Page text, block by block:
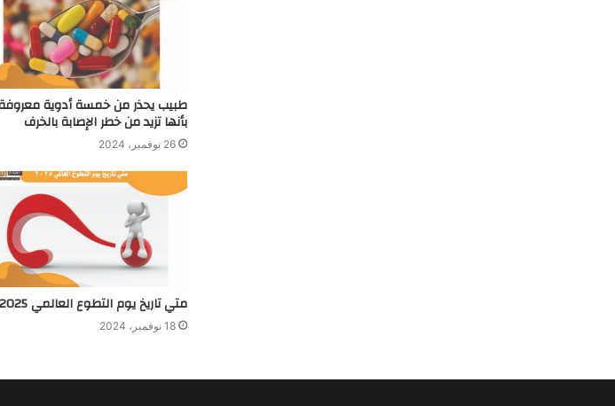
طبيب يحذر من خمسة أدوية
بأنها تزيد من خطر الإصابة بالخرف
26 نوفمبر، 2024
متي تاريخ يوم التطوع العالمي 2025
18 نوفمبر، 2024